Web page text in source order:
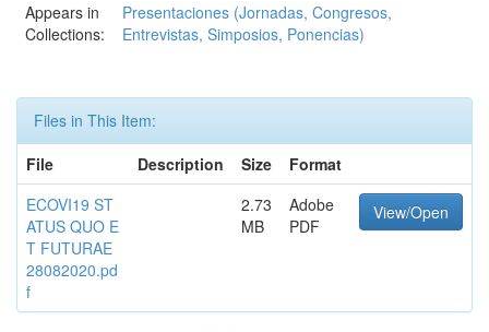
Appears in
Collections:
Presentaciones (Jornadas, Congresos,
Entrevistas, Simposios, Ponencias)
Files in This Item:
File
Description Size
Format
ECOVI19 ST
ATUS QUO E
T FUTURAE
28082020.pd
f
2.73
MB
Adobe
PDF
View/Open